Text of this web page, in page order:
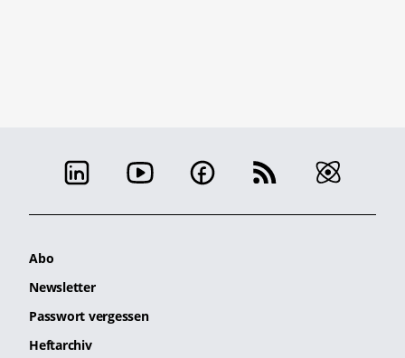
Abo
Newsletter
Passwort vergessen
Heftarchiv